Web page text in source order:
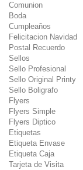
Comunion
Boda
Cumpleaños
Felicitacion Navidad
Postal Recuerdo
Sellos
Sello Profesional
Sello Original Printy
Sello Boligrafo
Flyers
Flyers Simple
Flyers Diptico
Etiquetas
Etiqueta Envase
Etiqueta Caja
Tarjeta de Visita